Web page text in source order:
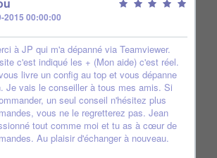
2015 00:00:00
à JP qui m'a dépanné via Teamviewer.
c'est indiqué les + (Mon aide) c'est réel.
livre un config au top et vous dépanne
Je vais le conseiller à tous mes amis. Si
un seul conseil n'hésitez plus
vous ne le regretterez pas. Jean
tout comme moi et tu as à cœur de
Au plaisir d'échanger à nouveau.